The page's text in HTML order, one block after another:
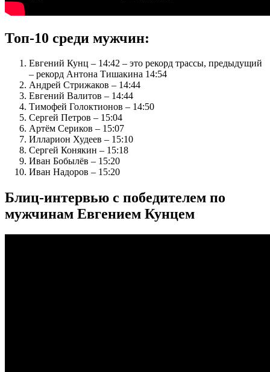
Топ-10 среди мужчин:
Евгений Кунц – 14:42 – это рекорд трассы, предыдущий
– рекорд Антона Тишакина 14:54
Андрей Стрижаков – 14:44
Евгений Валитов – 14:44
Тимофей Голоктионов – 14:50
Сергей Петров – 15:04
Артём Сериков – 15:07
Илларион Худеев – 15:10
Сергей Конякин – 15:18
Иван Бобылёв – 15:20
Иван Надоров – 15:20
Блиц-интервью с победителем по
мужчинам Евгением Кунцем